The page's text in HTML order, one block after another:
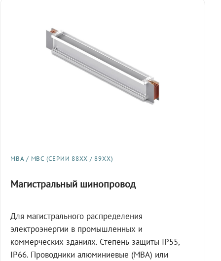
МВА / МВС (СЕРИИ 88XX / 89XX)
Магистральный шинопровод
Для магистрального распределения
электроэнергии в промышленных и
коммерческих зданиях. Степень защиты IP55,
IP66. Проводники алюминиевые (МВА) или